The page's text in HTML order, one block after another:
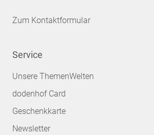
Zum Kontaktformular
Service
Unsere ThemenWelten
dodenhof Card
Geschenkkarte
Newsletter